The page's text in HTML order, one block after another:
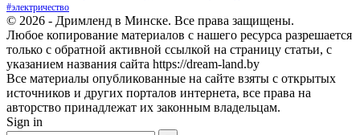
#электричество
© 2026 - Дримленд в Минске. Все права защищены.
Любое копирование материалов с нашего ресурса разрешается
только с обратной активной ссылкой на страницу статьи, с
указанием названия сайта https://dream-land.by
Все материалы опубликованные на сайте взяты с открытых
источников и других порталов интернета, все права на
авторство принадлежат их законным владельцам.
Sign in